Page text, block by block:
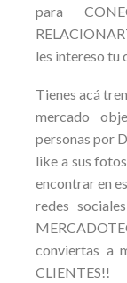
para
les intereso tu
Tienes acá
mercado
personas por
like a sus
encontrar en
redes
conviertas a
CLIENTES!!